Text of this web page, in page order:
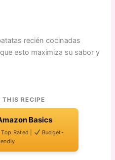
recién cocinadas
esto maximiza su sabor y
THIS RECIPE
Basics
Top Rated |
Budget-